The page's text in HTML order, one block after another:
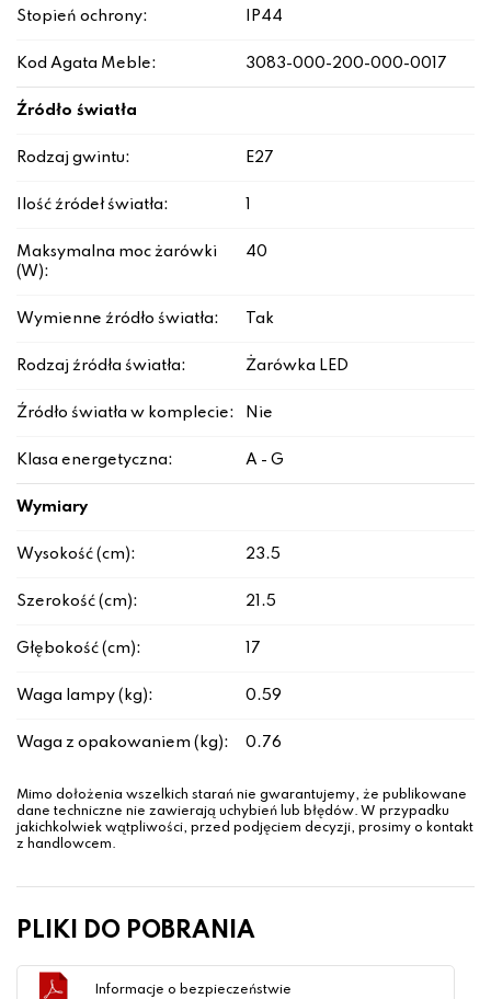
Stopień ochrony: IP44
Kod Agata Meble: 3083-000-200-000-0017
Źródło światła
Rodzaj gwintu: E27
Ilość źródeł światła:
Maksymalna moc żarówki
(W):
40
Wymienne źródło światła: Tak
Rodzaj źródła światła: Żarówka LED
Źródło światła w komplecie: Nie
Klasa energetyczna: A - G
Wymiary
Wysokość (cm): 23.5
Szerokość (cm): 21.5
Głębokość (cm): 17
Waga lampy (kg): 0.59
Waga z opakowaniem (kg): 0.76
Mimo dołożenia wszelkich starań nie gwarantujemy, że publikowane
dane techniczne nie zawierają uchybień lub błędów. W przypadku
jakichkolwiek wątpliwości, przed podjęciem decyzji, prosimy o kontakt
z handlowcem.
PLIKI DO POBRANIA
Informacje o bezpieczeństwie